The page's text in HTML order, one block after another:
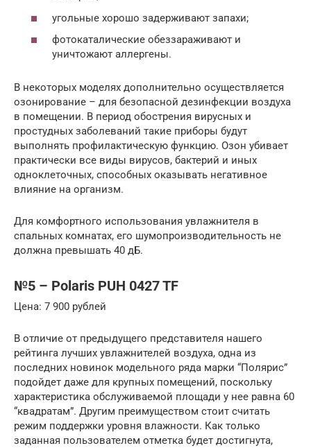
угольные хорошо задерживают запахи;
фотокаталические обеззараживают и
уничтожают аллергены.
В некоторых моделях дополнительно осуществляется
озонирование – для безопасной дезинфекции воздуха
в помещении. В период обострения вирусных и
простудных заболеваний такие приборы будут
выполнять профилактическую функцию. Озон убивает
практически все виды вирусов, бактерий и иных
одноклеточных, способных оказывать негативное
влияние на организм.
Для комфортного использования увлажнителя в
спальных комнатах, его шумопроизводительность не
должна превышать 40 дБ.
№5 – Polaris PUH 0427 TF
Цена: 7 900 рублей
В отличие от предыдущего представителя нашего
рейтинга лучших увлажнителей воздуха, одна из
последних новинок модельного ряда марки “Полярис”
подойдет даже для крупных помещений, поскольку
характеристика обслуживаемой площади у нее равна 60
“квадратам”. Другим преимуществом стоит считать
режим поддержки уровня влажности. Как только
заданная пользователем отметка будет достигнута,